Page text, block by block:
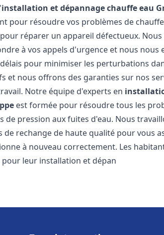
installation et dépannage chauffe eau
pour résoudre vos problèmes de
réparer un appareil défectueux.
à vos appels d'urgence et nous nous
pour minimiser les perturbations
et nous offrons des garanties sur nos
Notre équipe d'experts en
est formée pour résoudre tous les
de pression aux fuites d'eau. Nous
de rechange de haute qualité pour vous
à nouveau correctement. Les
pour leur installation et dépan